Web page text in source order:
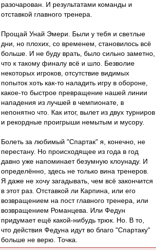
разочарован. И результатами команды и
отставкой главного тренера.
Прощай Унай Эмери. Были у тебя и светлые
дни, но плохих, со временем, становилось всё
больше. И не буду врать, было сильно заметно,
что к такому финалу всё и шло. Безволие
некоторых игроков, отсутствие видимых
попыток хоть как-то наладить игру в обороне,
какое-то быстрое превращение нашей линии
нападения из лучшей в чемпионате, в
непонятно что. Как итог, вылет из двух турниров
и рекордные проигрыши немытым и мусору.
Болеть за любимый "Спартак" я, конечно, не
перестану. Но происходящее из года в год
давно уже напоминает безумную клоунаду. И
определённо, здесь не только вина тренеров.
Я даже не хочу загадывать, чем всё закончится
в этот раз. Отставкой ли Карпина, или его
возвращением на пост главного тренера, или
возвращением Романцева. Или Федун
придумает ещё какой-нибудь трюк. Но. В то,
что действия Федуна идут во благо "Спартаку"
больше не верю. Точка.